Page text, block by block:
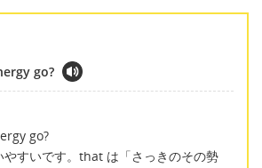
go?
go?
すいです。that は「さっきのその勢